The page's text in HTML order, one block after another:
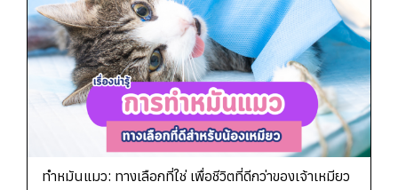
ทำหมันแมว: ทางเลือกที่ใช่ เพื่อชีวิตที่ดีกว่าของเจ้าเหมียว